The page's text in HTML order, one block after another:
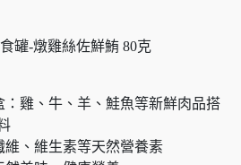
罐-燉雞絲佐鮮鮪 80克
雞、牛、羊、鮭魚等新鮮肉品搭
、維生素等天然營養素